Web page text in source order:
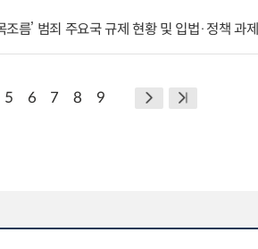
름’ 범죄 주요국 규제 현황 및 입법·정책 과제
5 6 7 8 9